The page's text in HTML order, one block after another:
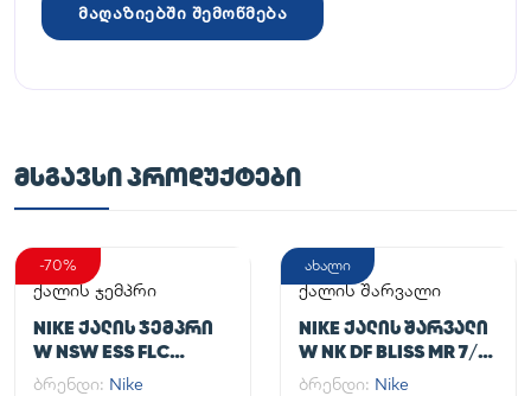
მაღაზიებში შემოწმება
ᲛᲡᲒᲐᲕᲡᲘ ᲞᲠᲝᲓᲣᲥᲢᲔᲑᲘ
-70%
ქალის ჯემპრი
NIKE ᲥᲐᲚᲘᲡ ᲯᲔᲛᲞᲠᲘ
W NSW ESS FLC
HOODIE CLCTN RE
ბრენდი: Nike
ახალი
ქალის შარვალი
NIKE ᲥᲐᲚᲘᲡ ᲨᲐᲠᲕᲐᲚᲘ
W NK DF BLISS MR 7/8
JOGGER
ბრენდი: Nike